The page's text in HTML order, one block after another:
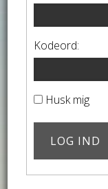
Kodeord:
Husk mig
LOG IND